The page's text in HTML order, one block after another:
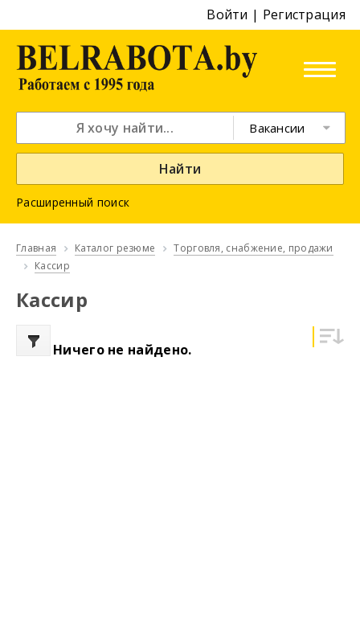
Войти | Регистрация
Вакансии
Найти
Расширенный поиск
Главная Каталог резюме
Торговля, снабжение, продажи
Кассир
Кассир
Ничего не найдено.